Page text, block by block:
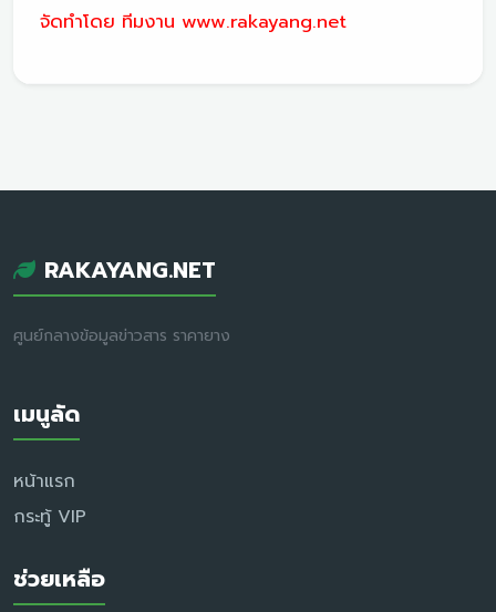
จัดทำโดย ทีมงาน www.rakayang.net
RAKAYANG.NET
ศูนย์กลางข้อมูลข่าวสาร ราคายาง
เมนูลัด
หน้าแรก
กระทู้ VIP
ช่วยเหลือ